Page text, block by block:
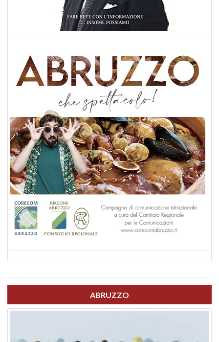
ABRUZZO